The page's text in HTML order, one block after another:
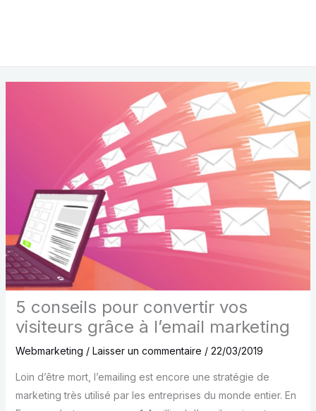
5 conseils pour convertir vos
visiteurs grâce à l’email marketing
Webmarketing / Laisser un commentaire / 22/03/2019
Loin d’être mort, l’emailing est encore une stratégie de
marketing très utilisé par les entreprises du monde entier. En